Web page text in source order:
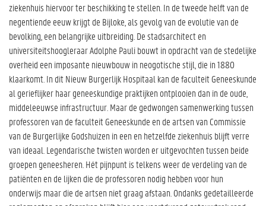
ziekenhuis hiervoor ter beschikking te stellen. In de tweede helft van de
negentiende eeuw krijgt de Bijloke, als gevolg van de evolutie van de
bevolking, een belangrijke uitbreiding. De stadsarchitect en
universiteitshoogleraar Adolphe Pauli bouwt in opdracht van de stedelijke
overheid een imposante nieuwbouw in neogotische stijl, die in 1880
klaarkomt. In dit Nieuw Burgerlijk Hospitaal kan de faculteit Geneeskunde
al gerieflijker haar geneeskundige praktijken ontplooien dan in de oude,
middeleeuwse infrastructuur. Maar de gedwongen samenwerking tussen
professoren van de faculteit Geneeskunde en de artsen van Commissie
van de Burgerlijke Godshuizen in een en hetzelfde ziekenhuis blijft verre
van ideaal. Legendarische twisten worden er uitgevochten tussen beide
groepen geneesheren. Hét pijnpunt is telkens weer de verdeling van de
patiënten en de lijken die de professoren nodig hebben voor hun
onderwijs maar die de artsen niet graag afstaan. Ondanks gedetailleerde